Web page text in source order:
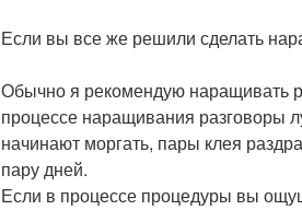
Если вы все же решили сделать
Обычно я рекомендую наращивать
процессе наращивания разговоры
начинают моргать, пары клея
пару дней.
Если в процессе процедуры вы